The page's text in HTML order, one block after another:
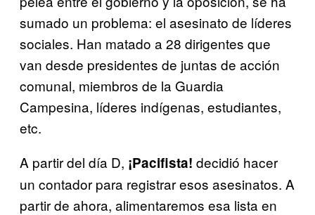
sumado un problema: el asesinato de líderes
sociales. Han matado a 28 dirigentes que
van desde presidentes de juntas de acción
comunal, miembros de la Guardia
Campesina, líderes indígenas, estudiantes,
etc.
A partir del día D, ¡Pacifista! decidió hacer
un contador para registrar esos asesinatos. A
partir de ahora, alimentaremos esa lista en